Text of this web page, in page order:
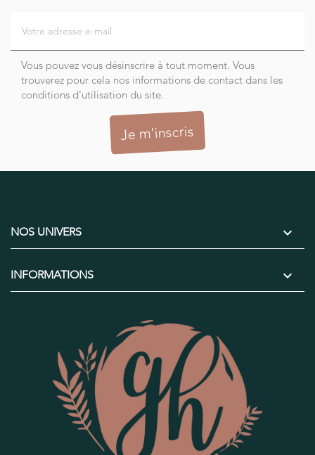
Vous pouvez vous désinscrire à tout moment. Vous
trouverez pour cela nos informations de contact dans les
conditions d'utilisation du site.
NOS UNIVERS 
INFORMATIONS 